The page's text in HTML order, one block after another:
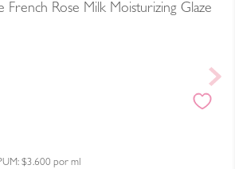
French Rose Milk Moisturizing Glaze
$3.600 por ml